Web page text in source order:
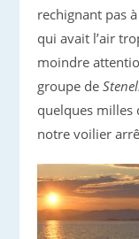
rechignant pas
qui avait l’air
moindre
groupe de
quelques milles
notre voilier